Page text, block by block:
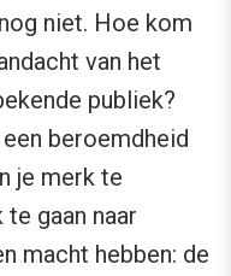
niet. Hoe kom
van het
publiek?
beroemdheid
je merk te
gaan naar
macht hebben: de